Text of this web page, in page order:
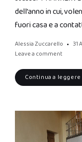
dell’anno in cui,
fuori casa e a
Alessia Zuccarello 31
Leave a comment
Continua a leggere